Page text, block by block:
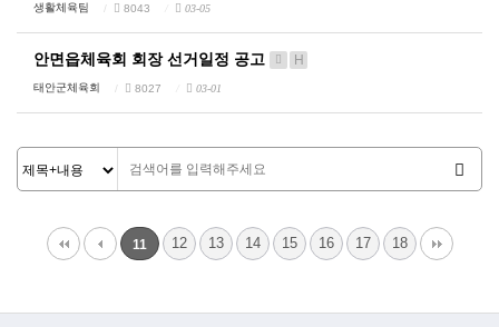
생활체육팀 8043 03-05
안면읍체육회 회장 선거일정 공고 H
태안군체육회 8027 03-01
11 12 13 14 15 16 17 18